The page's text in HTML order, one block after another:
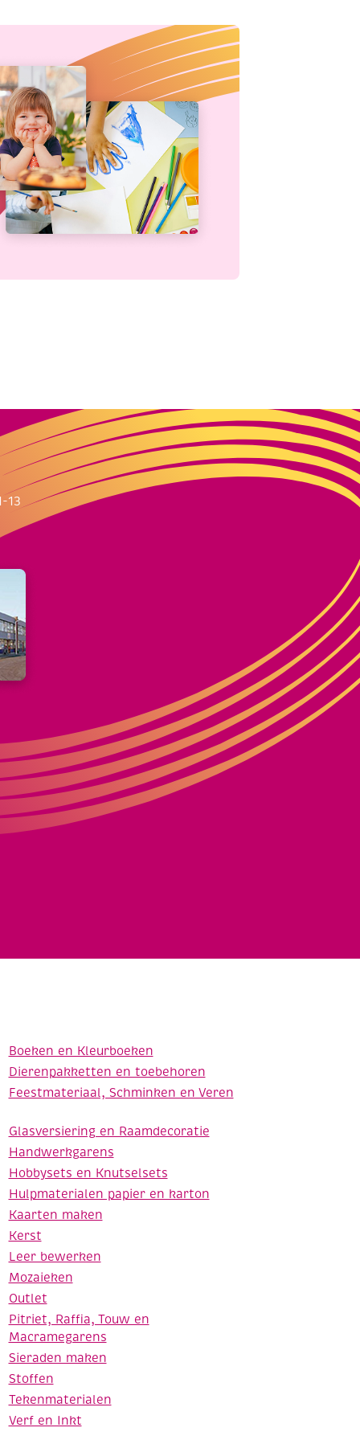
13
Boeken en Kleurboeken
Dierenpakketten en toebehoren
Feestmateriaal, Schminken en Veren
Glasversiering en Raamdecoratie
Handwerkgarens
Hobbysets en Knutselsets
Hulpmaterialen papier en karton
Kaarten maken
Kerst
Leer bewerken
Mozaieken
Outlet
Pitriet, Raffia, Touw en
Macramegarens
Sieraden maken
Stoffen
Tekenmaterialen
Verf en Inkt